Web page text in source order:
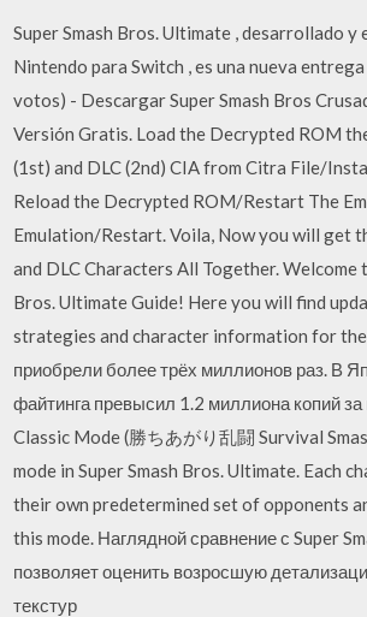
Super Smash Bros. Ultimate , desarrollado y
Nintendo para Switch , es una nueva
votos) - Descargar Super Smash Bros
Versión Gratis. Load the Decrypted ROM
(1st) and DLC (2nd) CIA from Citra File/
Reload the Decrypted ROM/Restart The
Emulation/Restart. Voila, Now you will get
and DLC Characters All Together. Welcome
Bros. Ultimate Guide! Here you will find
strategies and character information for
приобрели более трёх миллионов раз. В
файтинга превысил 1.2 миллиона копий
Classic Mode (勝ちあがり乱闘 Survival
mode in Super Smash Bros. Ultimate. Each
their own predetermined set of opponents
this mode. Наглядной сравнение с Super
позволяет оценить возросшую
текстур